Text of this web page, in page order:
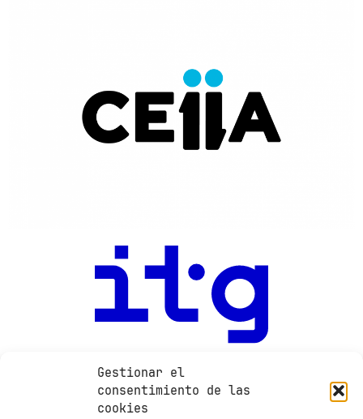
Gestionar el
consentimiento de las
cookies